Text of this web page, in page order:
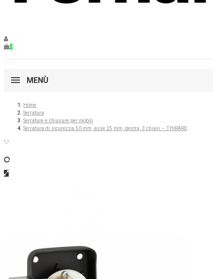
0
MENÙ
Home
Serratura
Serrature e chiusure per mobili
Serratura di sicurezza 50 mm, asse 25 mm, destra, 3 chiavi – THIRARD